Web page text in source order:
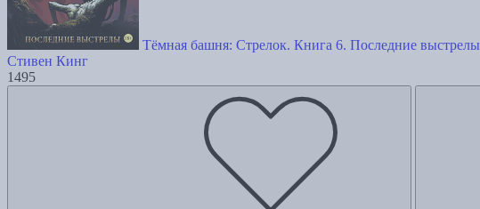
Тёмная башня: Стрелок. Книга 6. Последние выстрелы
Стивен Кинг
1495